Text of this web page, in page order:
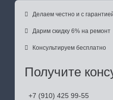
 Делаем честно и с
 Дарим скидку 6% на ремонт
 Консультируем бесплатно
Получите
+7 (910) 425 99-55